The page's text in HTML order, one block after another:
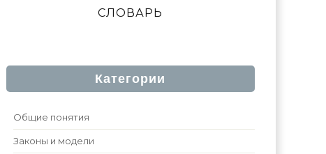
СЛОВАРЬ
Категории
Общие понятия
Законы и модели